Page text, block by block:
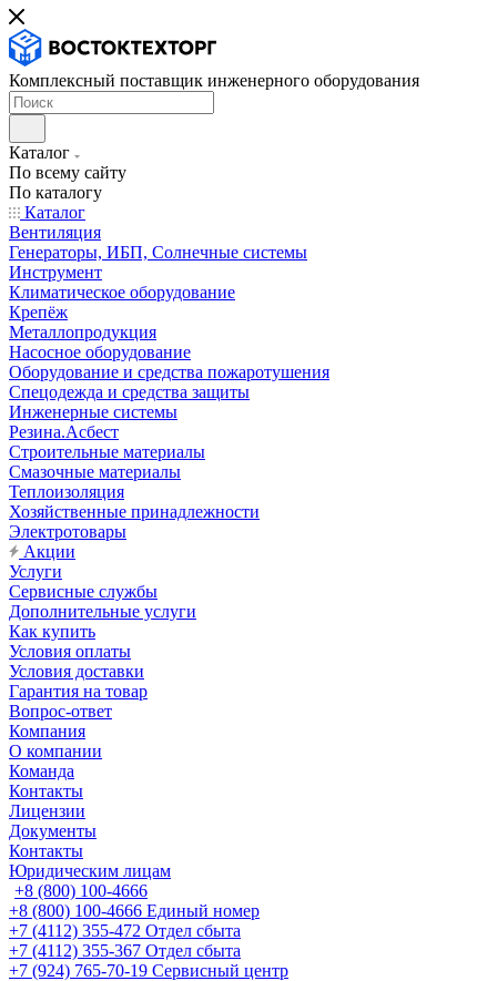
Комплексный поставщик инженерного оборудования
Каталог
По всему сайту
По каталогу
Каталог
Вентиляция
Генераторы, ИБП, Солнечные системы
Инструмент
Климатическое оборудование
Крепёж
Металлопродукция
Насосное оборудование
Оборудование и средства пожаротушения
Спецодежда и средства защиты
Инженерные системы
Резина.Асбест
Строительные материалы
Смазочные материалы
Теплоизоляция
Хозяйственные принадлежности
Электротовары
Акции
Услуги
Сервисные службы
Дополнительные услуги
Как купить
Условия оплаты
Условия доставки
Гарантия на товар
Вопрос-ответ
Компания
О компании
Команда
Контакты
Лицензии
Документы
Контакты
Юридическим лицам
+8 (800) 100-4666
+8 (800) 100-4666 Единый номер
+7 (4112) 355-472 Отдел сбыта
+7 (4112) 355-367 Отдел сбыта
+7 (924) 765-70-19 Сервисный центр